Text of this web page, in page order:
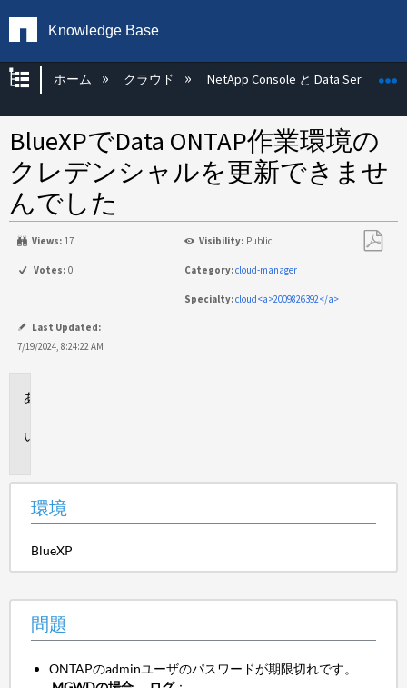
Knowledge Base
グローバル階層を展開/折りたたむ
ホーム クラウド NetApp Console と Data Services
BlueXPでData ONTAP作業環境の
クレデンシャルを更新できませ
んでした
Views: 17 Visibility: Public
Votes: 0 Category:cloud-manager
Specialty:cloud<a>2009826392</a>
Last Updated:
7/19/2024, 8:24:22 AM
環境
BlueXP
問題
ONTAPのadminユーザのパスワードが期限切れです。